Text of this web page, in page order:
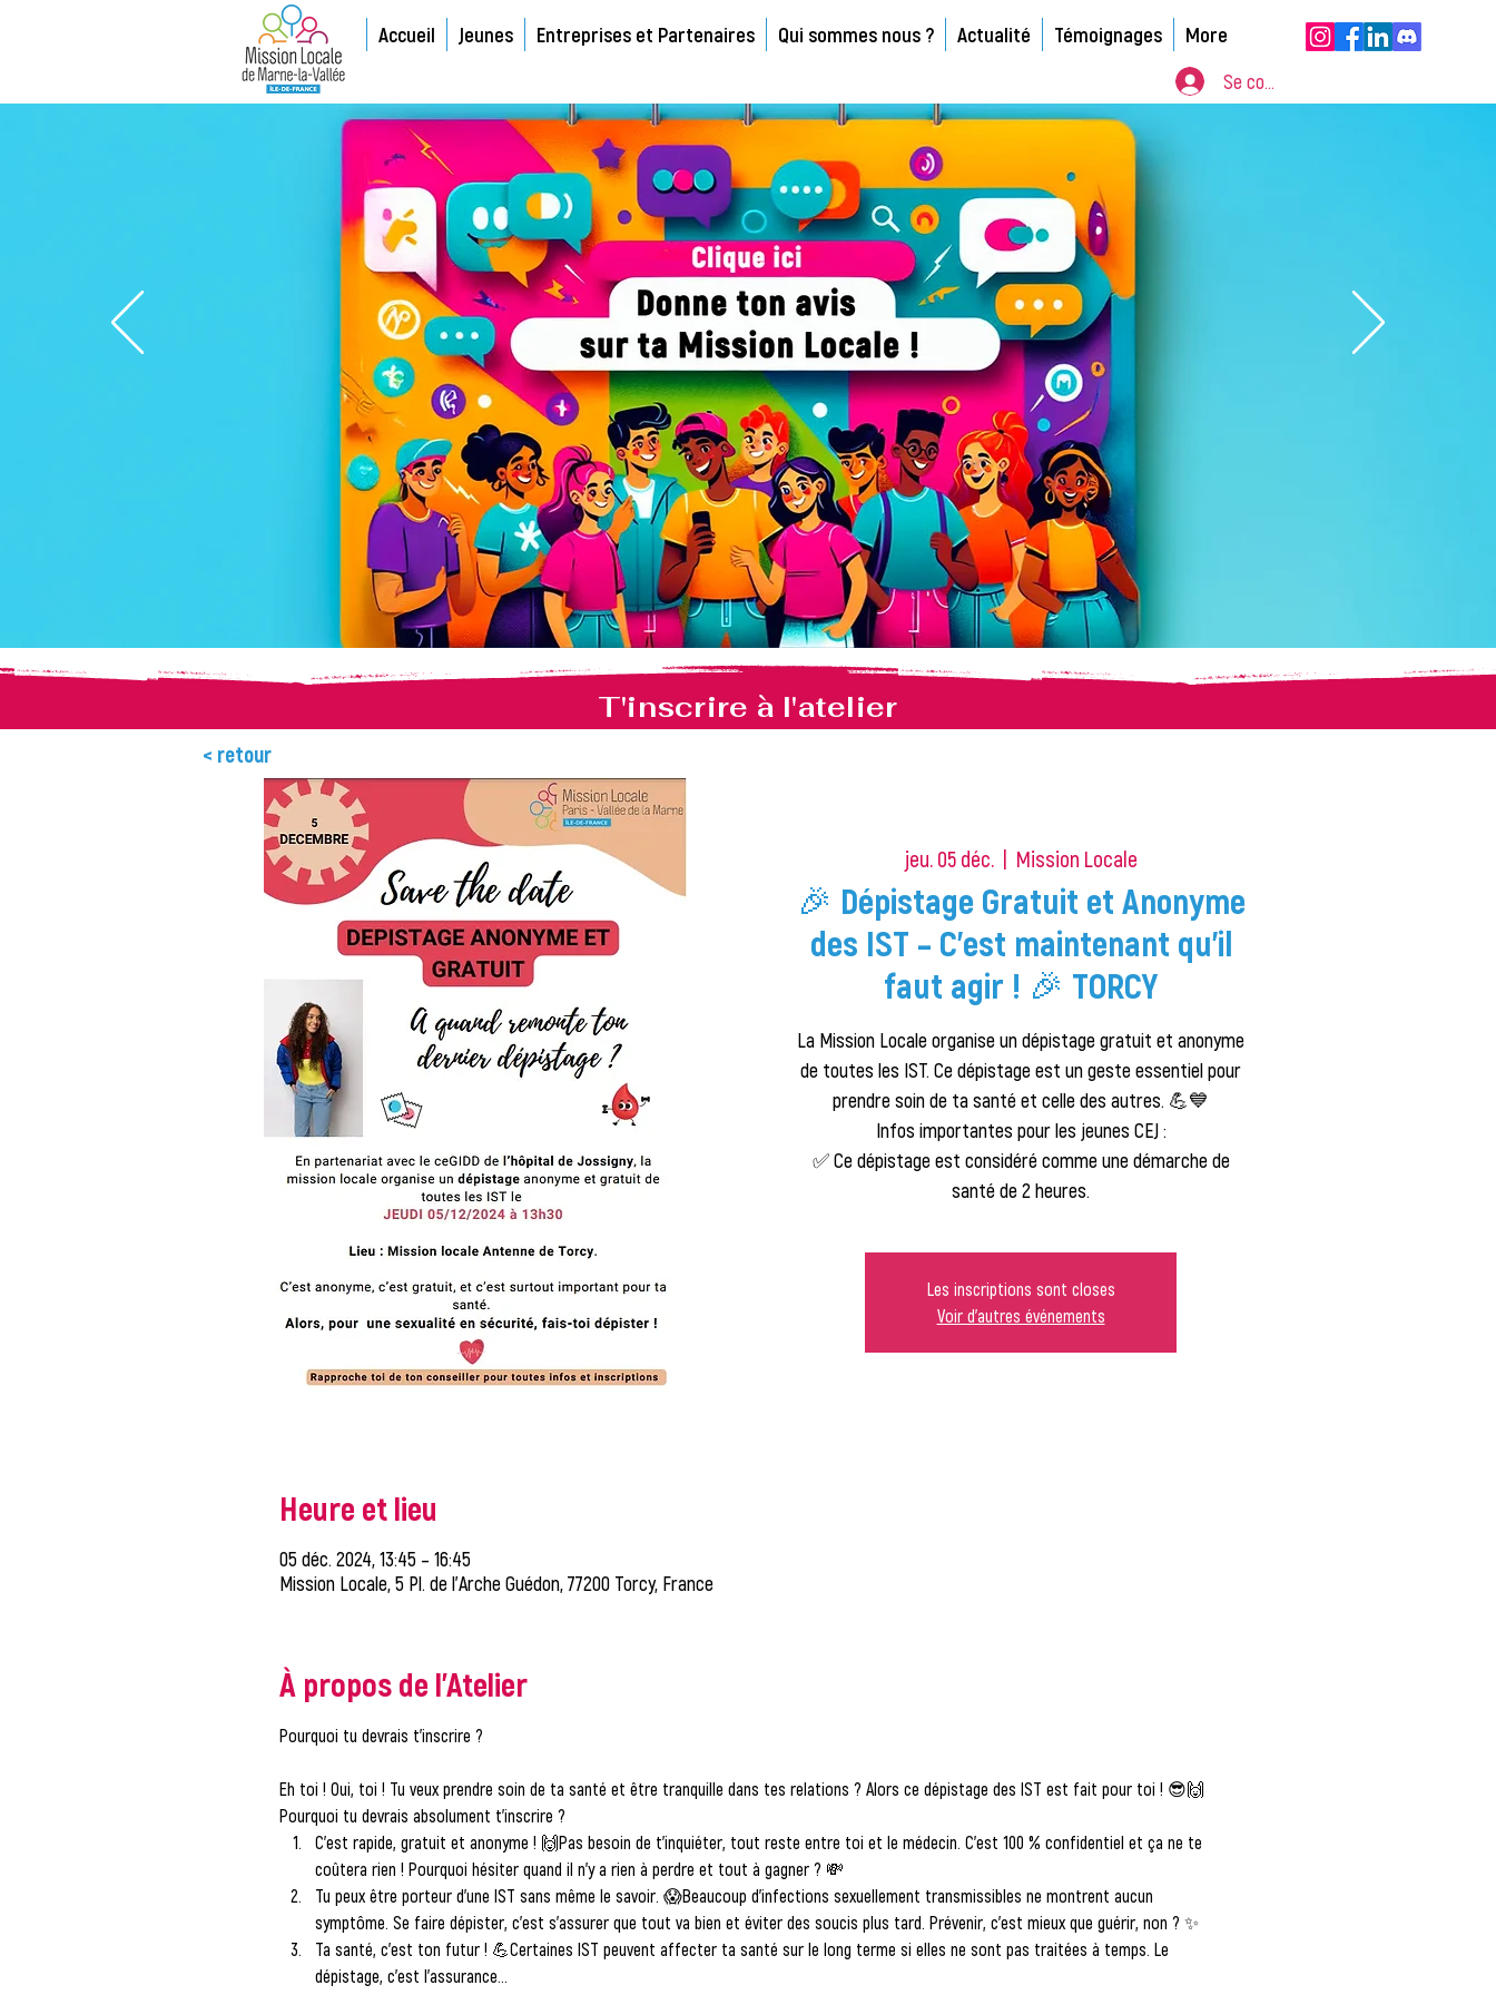
Accueil Jeunes Entreprises et Partenaires Qui sommes nous ? Actualité Témoignages More
Se connecter
T'inscrire à l'atelier
< retour
jeu. 05 déc.
  |
Mission Locale
🎉 Dépistage Gratuit et Anonyme
des IST – C'est maintenant qu'il
faut agir ! 🎉 TORCY
La Mission Locale organise un dépistage gratuit et anonyme
de toutes les IST. Ce dépistage est un geste essentiel pour
prendre soin de ta santé et celle des autres. 💪💙
Infos importantes pour les jeunes CEJ :
✅ Ce dépistage est considéré comme une démarche de
santé de 2 heures.
Les inscriptions sont closes
Voir d'autres événements
Heure et lieu
05 déc. 2024, 13:45 – 16:45
Mission Locale, 5 Pl. de l'Arche Guédon, 77200 Torcy, France
À propos de l'Atelier
Pourquoi tu devrais t’inscrire ?
Eh toi ! Oui, toi ! Tu veux prendre soin de ta santé et être tranquille dans tes relations ? Alors ce dépistage des IST est fait pour toi ! 😎🙌
Pourquoi tu devrais absolument t’inscrire ?
C’est rapide, gratuit et anonyme ! 🙌Pas besoin de t'inquiéter, tout reste entre toi et le médecin. C’est 100 % confidentiel et ça ne te
coûtera rien ! Pourquoi hésiter quand il n'y a rien à perdre et tout à gagner ? 💸
Tu peux être porteur d’une IST sans même le savoir. 😱Beaucoup d’infections sexuellement transmissibles ne montrent aucun
symptôme. Se faire dépister, c’est s’assurer que tout va bien et éviter des soucis plus tard. Prévenir, c’est mieux que guérir, non ? ✨
Ta santé, c’est ton futur ! 💪Certaines IST peuvent affecter ta santé sur le long terme si elles ne sont pas traitées à temps. Le
dépistage, c’est l’assurance…